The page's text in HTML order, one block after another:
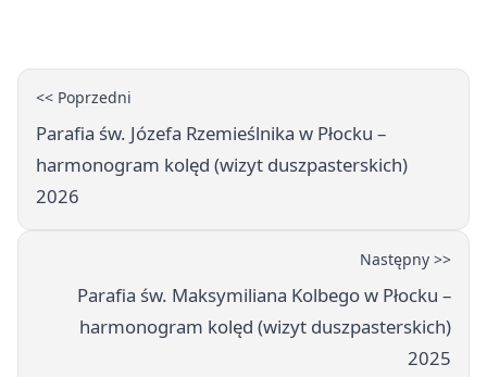
<< Poprzedni
Parafia św. Józefa Rzemieślnika w Płocku –
harmonogram kolęd (wizyt duszpasterskich)
2026
Następny >>
Parafia św. Maksymiliana Kolbego w Płocku –
harmonogram kolęd (wizyt duszpasterskich)
2025